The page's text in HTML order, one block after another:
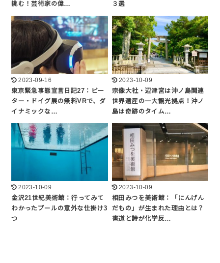
挑む！芸術家の偉…
３選
2023-09-16
東京緊急事態宣言日記27：ピー
ター・ドイグ展の無料VRで、ダ
イナミックな…
2023-10-09
宗像大社・辺津宮は沖ノ島関連
世界遺産の一大観光拠点！沖ノ
島は奇跡のタイム…
2023-10-09
金沢21世紀美術館：行ってみて
わかったプールの意外な仕掛け3
つ
2023-10-09
相田みつを美術館：「にんげん
だもの」が生まれた理由とは？
書道と詩が化学反…